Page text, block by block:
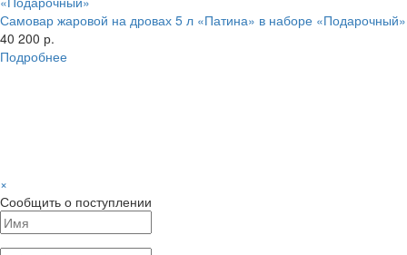
Самовар жаровой на дровах 5 л «Патина» в наборе «Подарочный»
40 200 р.
Подробнее
×
Сообщить о поступлении